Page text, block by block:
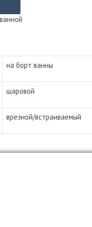
на борт ванны
шаровой
врезной/встраиваемый